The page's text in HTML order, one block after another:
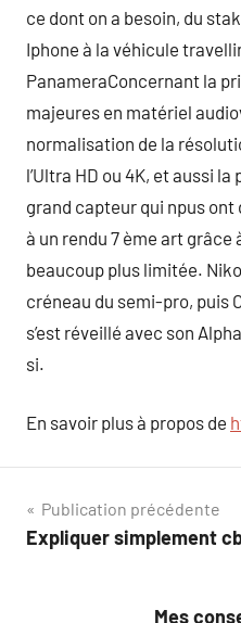
ce dont on a besoin, du
Iphone à la véhicule
PanameraConcernant la
majeures en matériel
normalisation de la
l’Ultra HD ou 4K, et aussi
grand capteur qui npus ont
à un rendu 7 ème art
beaucoup plus limitée.
créneau du semi-pro, puis
s’est réveillé avec son
si.
En savoir plus à propos de
Navigation
de
Publication précédente
Expliquer simplement
Mes